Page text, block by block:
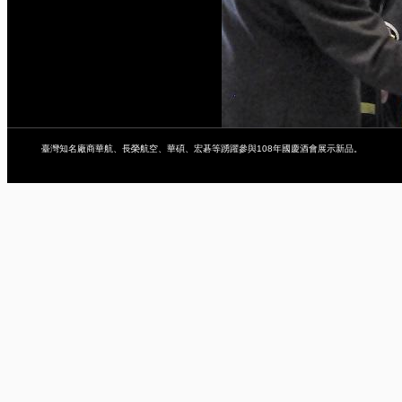
臺灣知名廠商華航、長榮航空、華碩、宏碁等踴躍參與108年國慶酒會展示新品。